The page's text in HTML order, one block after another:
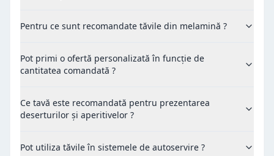
Pentru ce sunt recomandate tăvile din melamină ?
Pot primi o ofertă personalizată în funcție de
cantitatea comandată ?
Ce tavă este recomandată pentru prezentarea
deserturilor și aperitivelor ?
Pot utiliza tăvile în sistemele de autoservire ?